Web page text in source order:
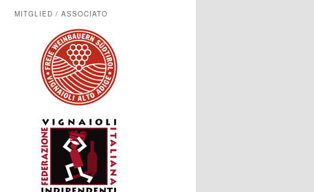
MITGLIED / ASSOCIATO